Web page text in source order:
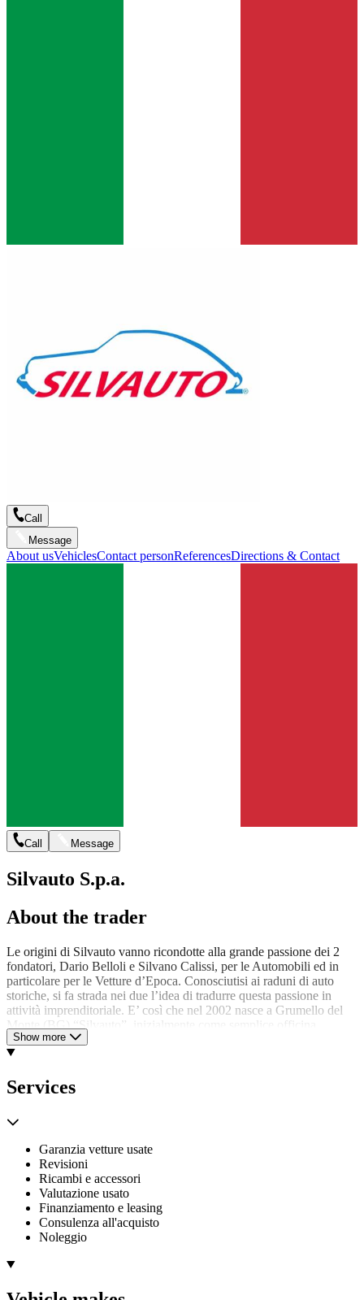
Call
Message
About usVehiclesContact personReferencesDirections & Contact
Call Message
Silvauto S.p.a.
About the trader
Le origini di Silvauto vanno ricondotte alla grande passione dei 2
fondatori, Dario Belloli e Silvano Calissi, per le Automobili ed in
particolare per le Vetture d’Epoca. Conosciutisi ai raduni di auto
storiche, si fa strada nei due l’idea di tradurre questa passione in
attività imprenditoriale. E’ così che nel 2002 nasce a Grumello del
Monte (BG) “Silvauto”, inizialmente come semplice officina
meccanica, ma con l’idea e l’ambizione di diventare presto
un’autorevole realtà sul mercato dell’Auto.
Silvauto Spa rappresenta oggi una realtà di spicco ed in fortissima
ascesa nel mercato della compravendita di autovetture, sia nuove che
Auto d’Epoca e da Collezione, autentico fiore all’occhiello della
Nel giugno 2017 Silvauto si è, infatti, trasformata in Società per
Azioni, e negli ultimi anni ha portato il Capitale Sociale dagli
originari 15 mila euro agli attuali 10 milioni (tutti interamente
versati).
Per sapere di più, visita la pagina dedicata del nostro sito
Show more
Services
Garanzia vetture usate
Revisioni
Ricambi e accessori
Valutazione usato
Finanziamento e leasing
Consulenza all'acquisto
Noleggio